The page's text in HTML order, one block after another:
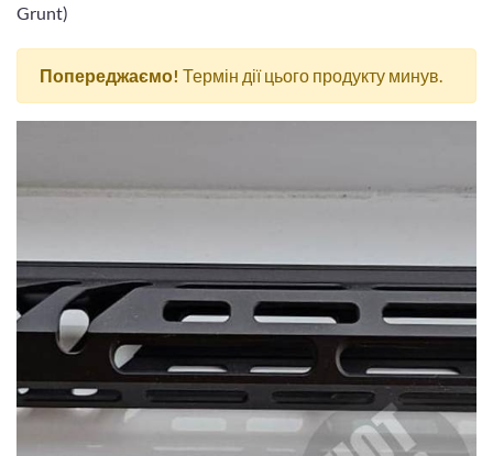
Grunt)
Попереджаємо! Термін дії цього продукту минув.